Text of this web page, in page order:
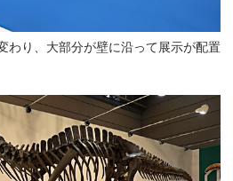
わり、大部分が壁に沿って展示が配置